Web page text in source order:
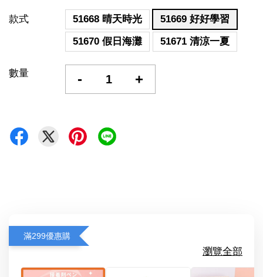
款式 51668 晴天時光
51669 好好學習
51670 假日海灘
51671 清涼一夏
數量 - +
滿299優惠購
瀏覽全部